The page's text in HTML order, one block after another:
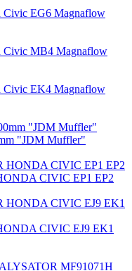
Magnaflow
Magnaflow
Magnaflow
"JDM Muffler"
CIVIC EP1 EP2
CIVIC EJ9 EK1